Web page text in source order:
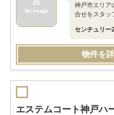
神戸市エリア
合せをスタッ
センチュリー
物件を
エステムコート神戸ハ